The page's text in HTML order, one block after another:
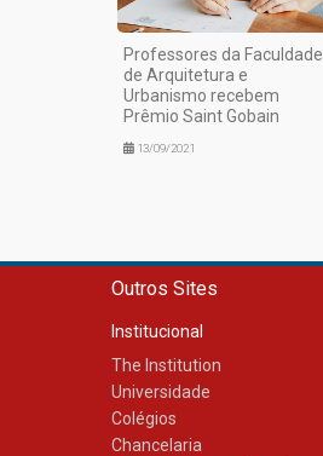
Professores da Faculdade
de Arquitetura e
Urbanismo recebem
Prêmio Saint Gobain
13/09/2021
Outros Sites
Institucional
The Institution
Universidade
Colégios
Chancelaria